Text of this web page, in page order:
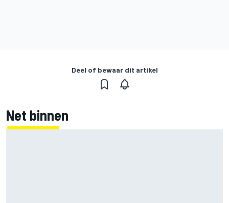
Deel of bewaar dit artikel
Net binnen